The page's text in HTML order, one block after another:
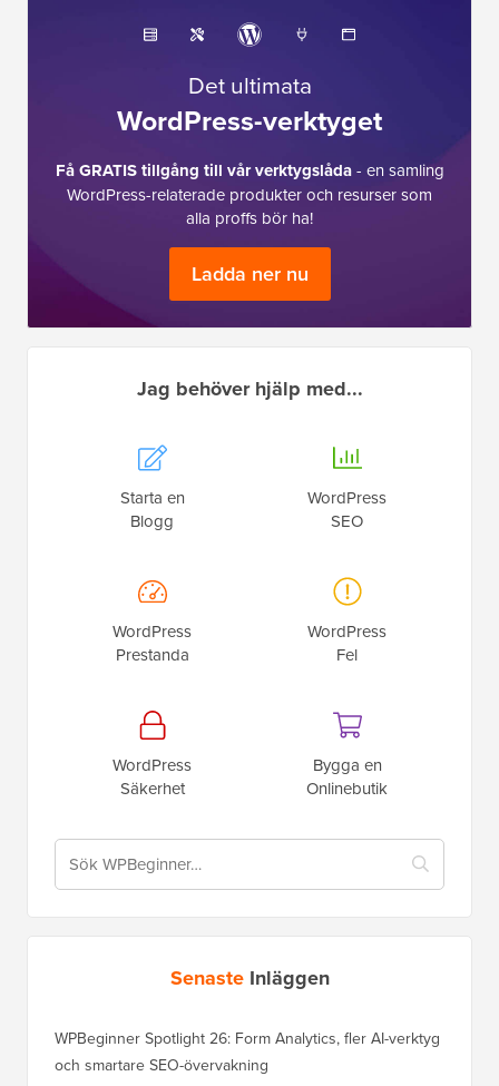
Det ultimata
WordPress-verktyget
Få GRATIS tillgång till vår verktygslåda- en samling
WordPress-relaterade produkter och resurser som
alla proffs bör ha!
Ladda ner nu
Jag behöver hjälp med...
Starta en
Blogg
WordPress
SEO
WordPress
Prestanda
WordPress
Fel
WordPress
Säkerhet
Bygga en
Onlinebutik
Senaste Inläggen
WPBeginner Spotlight 26: Form Analytics, fler AI-verktyg
och smartare SEO-övervakning